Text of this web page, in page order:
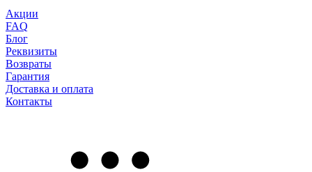
Акции
FAQ
Блог
Реквизиты
Возвраты
Гарантия
Доставка и оплата
Контакты